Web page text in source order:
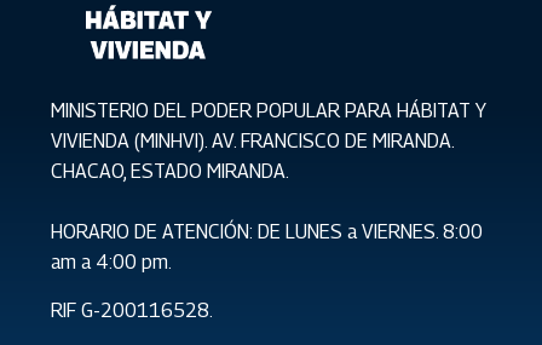
MINISTERIO DEL PODER POPULAR PARA HÁBITAT Y
VIVIENDA (MINHVI). AV. FRANCISCO DE MIRANDA.
CHACAO, ESTADO MIRANDA.
HORARIO DE ATENCIÓN: DE LUNES a VIERNES. 8:00
am a 4:00 pm.
RIF G-200116528.